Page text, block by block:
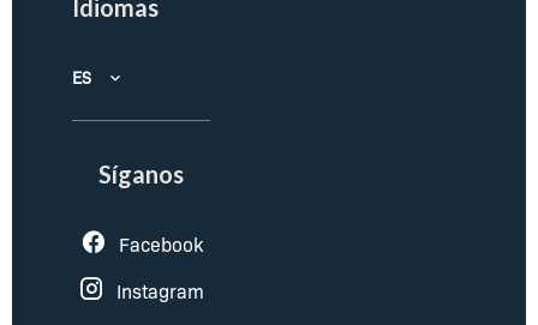
Idiomas
ES
Síganos
Facebook
Instagram